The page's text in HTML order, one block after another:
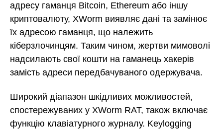
адресу гаманця Bitcoin, Ethereum або іншу
криптовалюту, XWorm виявляє дані та замінює
їх адресою гаманця, що належить
кіберзлочинцям. Таким чином, жертви мимоволі
надсилають свої кошти на гаманець хакерів
замість адреси передбачуваного одержувача.
Широкий діапазон шкідливих можливостей,
спостережуваних у XWorm RAT, також включає
функцію клавіатурного журналу. Keylogging